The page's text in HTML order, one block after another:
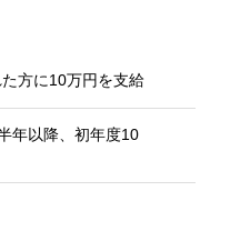
方に10万円を支給
年以降、初年度10